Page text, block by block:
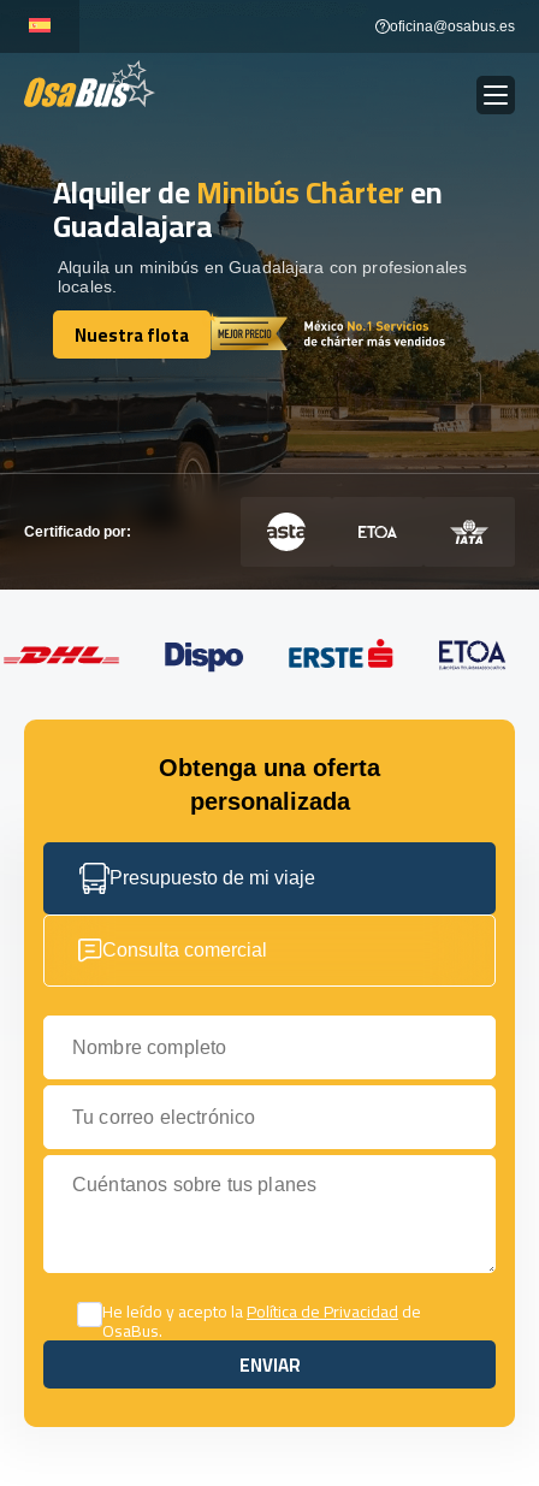
content
oficina@osabus.es
ALQUILER DE AUTOCARES Show dropdown
DESTINOS
RECORRIDAS Show dropdown
Alquiler deMinibús Chárteren
Guadalajara
Alquila un minibús en Guadalajara con profesionales
locales.
Nuestra flota
Nuestra flota
Certificado por:
Obtenga una oferta
personalizada
Presupuesto de mi viaje
Consulta comercial
Nombre completo
Tu correo electrónico
Cuéntanos sobre tus planes
He leído y acepto laPolítica de Privacidadde
OsaBus.
ENVIAR
ENVIAR